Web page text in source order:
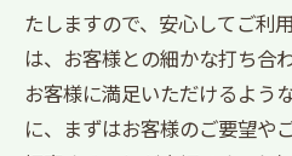
たしますので、安心してご利
は、お客様との細かな打ち合
お客様に満足いただけるよう
に、まずはお客様のご要望や